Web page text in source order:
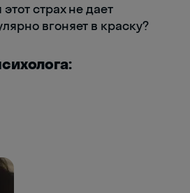
страх не дает
вгоняет в краску?